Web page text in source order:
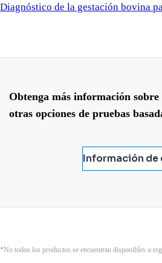
Diagnóstico de la gestación bovina
Obtenga más información
otras opciones de pruebas
Información
*No todos los productos se encuentran disponibles o